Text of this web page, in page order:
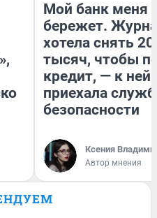
Мой банк меня
бережет.
хотела снять
тысяч, чтобы
кредит, — к
приехала
безопасности
Ксения
Автор мнения